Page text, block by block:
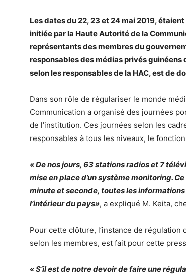
Les dates du 22, 23 et 24 mai 2019,
initiée par la Haute Autorité de la
représentants des membres du
responsables des médias privés
selon les responsables de la HAC, est de
Dans son rôle de régulariser le monde
Communication a organisé des journées
de l’institution. Ces journées selon les
responsables à tous les niveaux, le
« De nos jours, 63 stations radios et 7
mise en place d’un système monitoring.
minute et seconde, toutes les
l’intérieur du pays», a expliqué M. Keita,
Pour cette clôture, l’instance de
selon les membres, est fait pour cette
« S’il est de notre devoir de faire une